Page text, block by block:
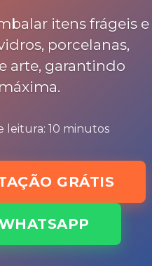
itens frágeis e
porcelanas,
arte, garantindo
leitura: 10 minutos
GRÁTIS